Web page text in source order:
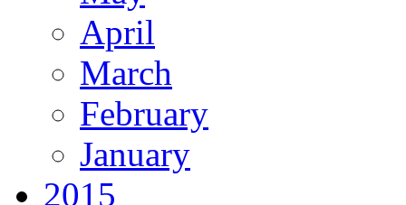
April
March
February
January
2015